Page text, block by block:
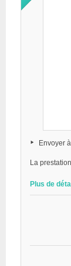
Envoyer
La
Plus de